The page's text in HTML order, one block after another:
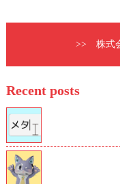
>> 株式
Recent posts